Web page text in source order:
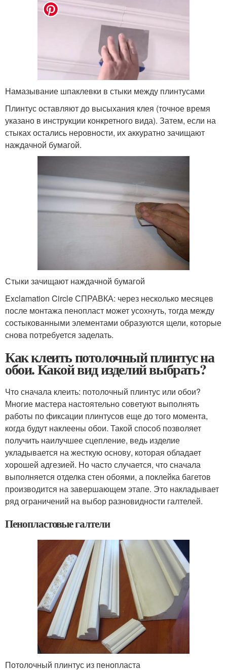
Намазывание шпаклевки в стыки между плинтусами
Плинтус оставляют до высыхания клея (точное время
указано в инструкции конкретного вида). Затем, если на
стыках остались неровности, их аккуратно зачищают
наждачной бумагой.
Стыки зачищают наждачной бумагой
Exclamation Circle СПРАВКА: через несколько месяцев
после монтажа пенопласт может усохнуть, тогда между
состыкованными элементами образуются щели, которые
снова потребуется заделать.
Как клеить потолочный плинтус на
обои. Какой вид изделий выбрать?
Что сначала клеить: потолочный плинтус или обои?
Многие мастера настоятельно советуют выполнять
работы по фиксации плинтусов еще до того момента,
когда будут наклеены обои. Такой способ позволяет
получить наилучшее сцепление, ведь изделие
укладывается на жесткую основу, которая обладает
хорошей адгезией. Но часто случается, что сначала
выполняется отделка стен обоями, а поклейка багетов
производится на завершающем этапе. Это накладывает
ряд ограничений на выбор разновидности галтелей.
Пенопластовые галтели
Потолочный плинтус из пенопласта